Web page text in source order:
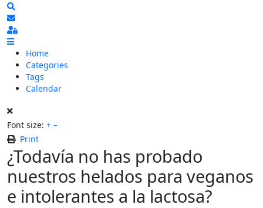
Subscribe to blog
Sign In
Home
Categories
Tags
Calendar
Font size: + –
Print
¿Todavía no has probado
nuestros helados para veganos
e intolerantes a la lactosa?